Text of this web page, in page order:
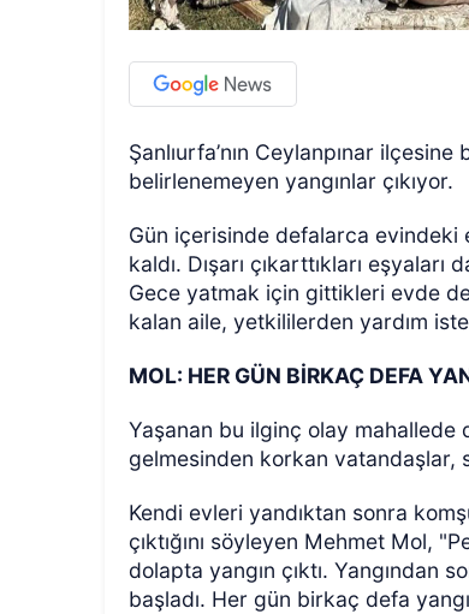
Şanlıurfa’nın Ceylanpınar
belirlenemeyen yangınlar çıkıyor.
Gün içerisinde defalarca evindeki
kaldı. Dışarı çıkarttıkları
Gece yatmak için gittikleri evde de
kalan aile, yetkililerden yardım
MOL: HER GÜN BİRKAÇ DEFA
Yaşanan bu ilginç olay mahallede
gelmesinden korkan vatandaşlar,
Kendi evleri yandıktan sonra
çıktığını söyleyen Mehmet Mol,
dolapta yangın çıktı. Yangından
başladı. Her gün birkaç defa